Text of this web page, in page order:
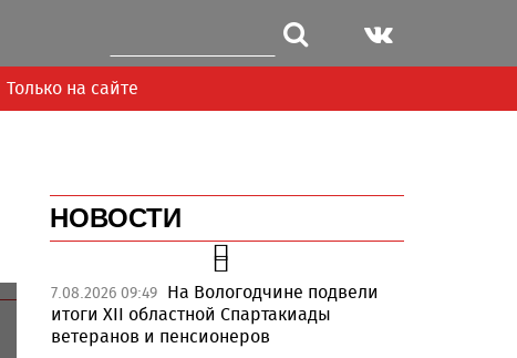
Только на сайте
НОВОСТИ
7.08.2026 09:49 На Вологодчине подвели
итоги XII областной Спартакиады
ветеранов и пенсионеров